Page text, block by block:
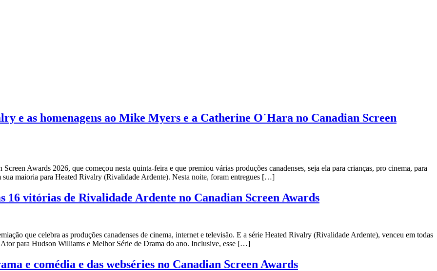
e as homenagens ao Mike Myers e a Catherine O´Hara no Canadian Screen
Awards 2026, que começou nesta quinta-feira e que premiou várias produções canadenses, seja ela para crianças, pro cinema, para
sua maioria para Heated Rivalry (Rivalidade Ardente). Nesta noite, foram entregues […]
16 vitórias de Rivalidade Ardente no Canadian Screen Awards
que celebra as produções canadenses de cinema, internet e televisão. E a série Heated Rivalry (Rivalidade Ardente), venceu em todas
para Hudson Williams e Melhor Série de Drama do ano. Inclusive, esse […]
e comédia e das webséries no Canadian Screen Awards